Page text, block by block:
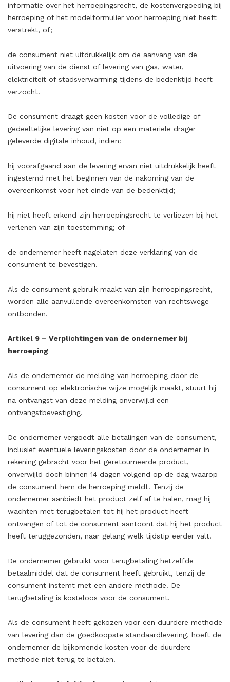
informatie over het herroepingsrecht, de kostenvergoeding bij
herroeping of het modelformulier voor herroeping niet heeft
verstrekt, of;
de consument niet uitdrukkelijk om de aanvang van de
uitvoering van de dienst of levering van gas, water,
elektriciteit of stadsverwarming tijdens de bedenktijd heeft
verzocht.
De consument draagt geen kosten voor de volledige of
gedeeltelijke levering van niet op een materiële drager
geleverde digitale inhoud, indien:
hij voorafgaand aan de levering ervan niet uitdrukkelijk heeft
ingestemd met het beginnen van de nakoming van de
overeenkomst voor het einde van de bedenktijd;
hij niet heeft erkend zijn herroepingsrecht te verliezen bij het
verlenen van zijn toestemming; of
de ondernemer heeft nagelaten deze verklaring van de
consument te bevestigen.
Als de consument gebruik maakt van zijn herroepingsrecht,
worden alle aanvullende overeenkomsten van rechtswege
ontbonden.
Artikel 9 – Verplichtingen van de ondernemer bij
herroeping
Als de ondernemer de melding van herroeping door de
consument op elektronische wijze mogelijk maakt, stuurt hij
na ontvangst van deze melding onverwijld een
ontvangstbevestiging.
De ondernemer vergoedt alle betalingen van de consument,
inclusief eventuele leveringskosten door de ondernemer in
rekening gebracht voor het geretourneerde product,
onverwijld doch binnen 14 dagen volgend op de dag waarop
de consument hem de herroeping meldt. Tenzij de
ondernemer aanbiedt het product zelf af te halen, mag hij
wachten met terugbetalen tot hij het product heeft
ontvangen of tot de consument aantoont dat hij het product
heeft teruggezonden, naar gelang welk tijdstip eerder valt.
De ondernemer gebruikt voor terugbetaling hetzelfde
betaalmiddel dat de consument heeft gebruikt, tenzij de
consument instemt met een andere methode. De
terugbetaling is kosteloos voor de consument.
Als de consument heeft gekozen voor een duurdere methode
van levering dan de goedkoopste standaardlevering, hoeft de
ondernemer de bijkomende kosten voor de duurdere
methode niet terug te betalen.